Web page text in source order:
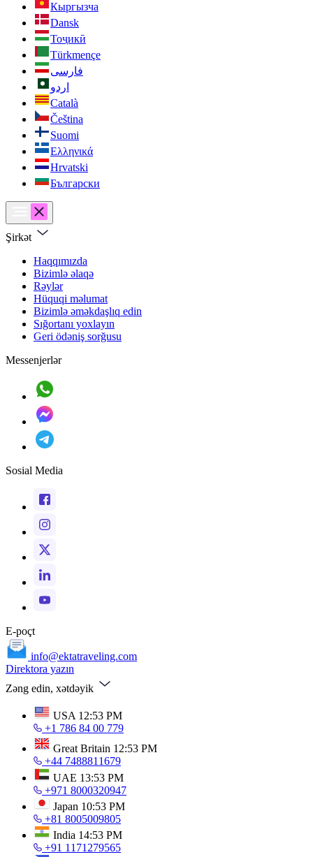
Кыргызча
Dansk
Тоҷикӣ
Türkmençe
فارسی
اردو
Català
Čeština
Suomi
Ελληνικά
Hrvatski
Български
Şirkət
Haqqımızda
Bizimlə əlaqə
Rəylər
Hüquqi məlumat
Bizimlə əməkdaşlıq edin
Sığortanı yoxlayın
Geri ödəniş sorğusu
Messenjerlər
Sosial Media
E-poçt
info@ektatraveling.com
Direktora yazın
Zəng edin, xətdəyik
USA 12:53 PM
+1 786 84 00 779
Great Britain 12:53 PM
+44 7488811679
UAE 13:53 PM
+971 8000320947
Japan 10:53 PM
+81 8005009805
India 14:53 PM
+91 1171279565